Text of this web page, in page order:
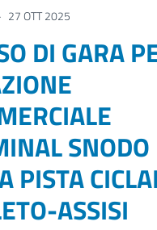
27 OTT 2025
DI GARA
SNODO
PISTA
ASSISI